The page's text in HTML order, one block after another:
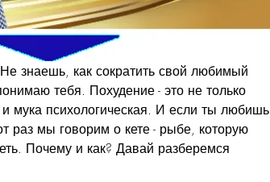
знаешь, как сократить свой любимый
тебя. Похудение - это не только
мука психологическая. И если ты любишь
раз мы говорим о кете - рыбе, которую
Почему и как? Давай разберемся